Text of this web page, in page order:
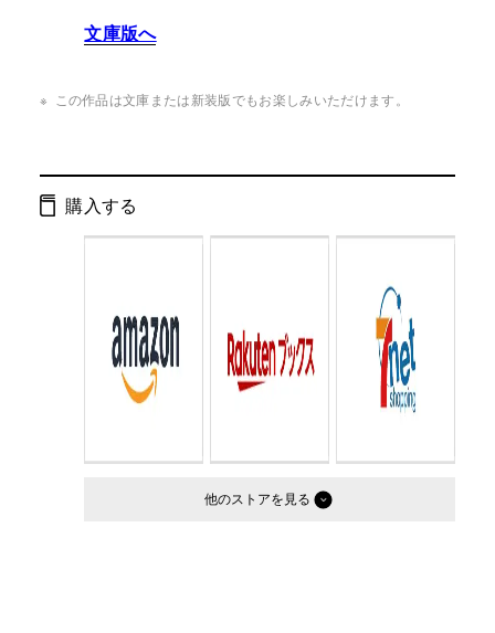
Cコード： 0093
文庫版へ
この作品は文庫または新装版でもお楽しみいただけます。
購入する
他のストア